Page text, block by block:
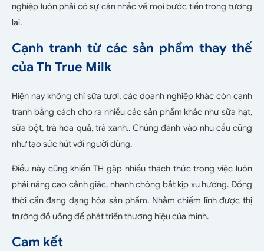
nghiệp luôn phải có sự cân nhắc về mọi bước tiến trong tương
lai.
Cạnh tranh từ các sản phẩm thay thế
của Th True Milk
Hiện nay không chỉ sữa tươi, các doanh nghiệp khác còn cạnh
tranh bằng cách cho ra nhiều các sản phẩm khác như sữa hạt,
sữa bột, trà hoa quả, trà xanh.. Chúng đánh vào nhu cầu cũng
như tạo sức hút với người dùng.
Điều này cũng khiến TH gặp nhiều thách thức trong việc luôn
phải nâng cao cảnh giác, nhanh chóng bắt kịp xu hướng. Đồng
thời cần đang dạng hóa sản phẩm. Nhằm chiếm lĩnh được thị
trường đồ uống để phát triển thương hiệu của mình.
Cam kết